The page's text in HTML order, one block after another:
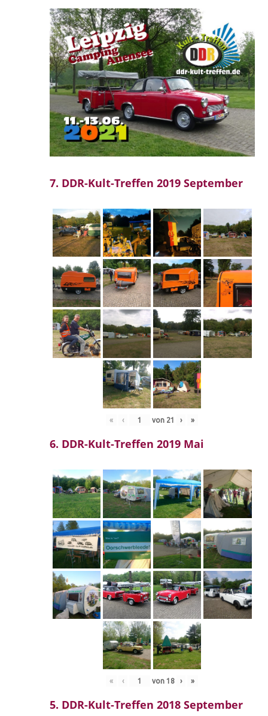
7. DDR-Kult-Treffen 2019 September
« ‹ von 21 › »
6. DDR-Kult-Treffen 2019 Mai
« ‹ von 18 › »
5. DDR-Kult-Treffen 2018 September